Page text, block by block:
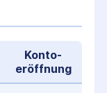
Konto­
eröffnung